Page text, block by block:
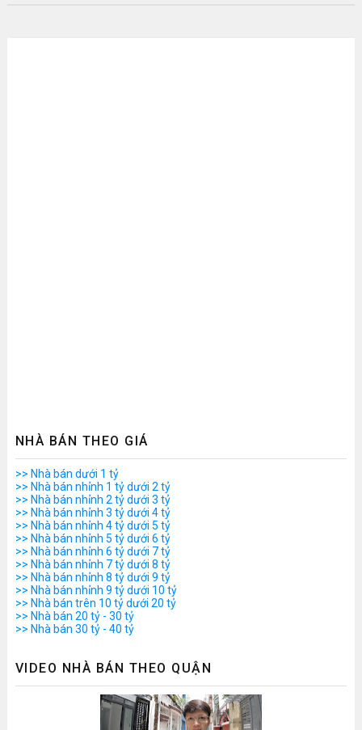
NHÀ BÁN THEO GIÁ
>> Nhà bán dưới 1 tỷ
>> Nhà bán nhỉnh 1 tỷ dưới 2 tỷ
>> Nhà bán nhỉnh 2 tỷ dưới 3 tỷ
>> Nhà bán nhỉnh 3 tỷ dưới 4 tỷ
>> Nhà bán nhỉnh 4 tỷ dưới 5 tỷ
>> Nhà bán nhỉnh 5 tỷ dưới 6 tỷ
>> Nhà bán nhỉnh 6 tỷ dưới 7 tỷ
>> Nhà bán nhỉnh 7 tỷ dưới 8 tỷ
>> Nhà bán nhỉnh 8 tỷ dưới 9 tỷ
>> Nhà bán nhỉnh 9 tỷ dưới 10 tỷ
>> Nhà bán trên 10 tỷ dưới 20 tỷ
>> Nhà bán 20 tỷ - 30 tỷ
>> Nhà bán 30 tỷ - 40 tỷ
VIDEO NHÀ BÁN THEO QUẬN